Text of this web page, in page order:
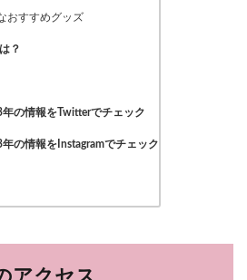
おすすめグッズ
？
の情報をTwitterでチェック
の情報をInstagramでチェック